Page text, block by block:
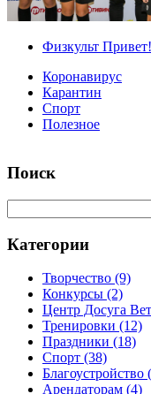
Физкульт Привет!
Коронавирус
Карантин
Спорт
Полезное
Поиск
Категории
Творчество (9)
Конкурсы (2)
Центр Досуга
Тренировки (12)
Праздники (18)
Спорт (38)
Благоустройство
Арендаторам (4)